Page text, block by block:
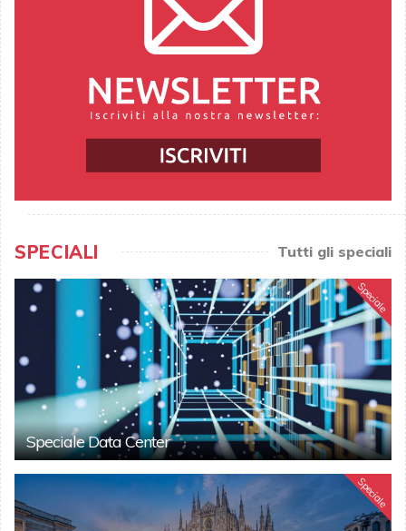
SPECIALI Tutti gli speciali
Speciale
Speciale Data Center
Speciale